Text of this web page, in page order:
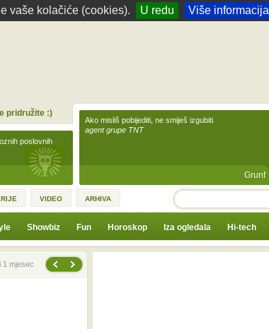
vaše kolačiće (cookies). U redu Više informacija
poslovnih
pridružite :)
Ako misliš pobijediti, ne smiješ izgubiti
agent grupe TNT
Grunf
VIDEO ARHIVA TRAŽI
Showbiz Fun Horoskop Iza ogledala Hi-tech
1 mjesec